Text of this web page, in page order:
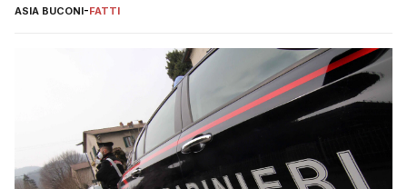
ASIA BUCONI-FATTI